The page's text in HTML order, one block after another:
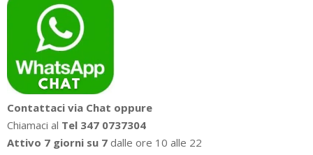
1.589,00€
Contattaci via Chat oppure
Chiamaci al Tel 347 0737304
Attivo 7 giorni su 7 dalle ore 10 alle 22